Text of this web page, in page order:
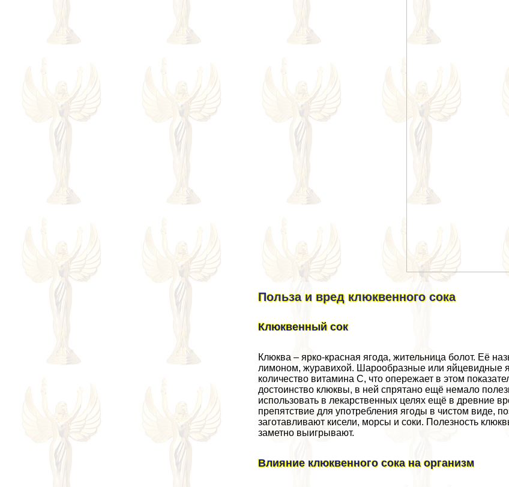
Польза и вред клюквенного сока
Клюквенный сок
Клюква – ярко-красная ягода, жительница болот. Её
лимоном, журавихой. Шарообразные или яйцевидные
количество витамина С, что опережает в этом
достоинство клюквы, в ней спрятано ещё немало
использовать в лекарственных целях ещё в древние
препятствие для употрeбления ягоды в чистом виде,
заготавливают кисели, морсы и соки. Полезность
заметно выигрывают.
Влияние клюквенного сока на организм